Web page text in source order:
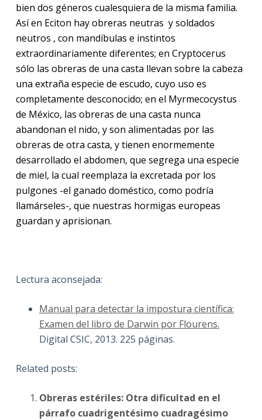
bien dos géneros cualesquiera de la misma familia.
Así en Eciton hay obreras neutras y soldados
neutros , con mandíbulas e instintos
extraordinariamente diferentes; en Cryptocerus
sólo las obreras de una casta llevan sobre la cabeza
una extraña especie de escudo, cuyo uso es
completamente desconocido; en el Myrmecocystus
de México, las obreras de una casta nunca
abandonan el nido, y son alimentadas por las
obreras de otra casta, y tienen enormemente
desarrollado el abdomen, que segrega una especie
de miel, la cual reemplaza la excretada por los
pulgones -el ganado doméstico, como podría
llamárseles-, que nuestras hormigas europeas
guardan y aprisionan.
Lectura aconsejada:
Manual para detectar la impostura científica:
Examen del libro de Darwin por Flourens.
Digital CSIC, 2013. 225 páginas.
Related posts:
Obreras estériles: Otra dificultad en el
párrafo cuadrigentésimo cuadragésimo